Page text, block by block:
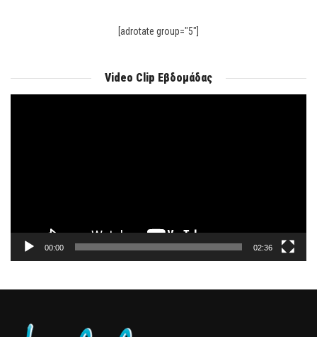
[adrotate group="5"]
Video Clip Εβδομάδας
00:00 02:36